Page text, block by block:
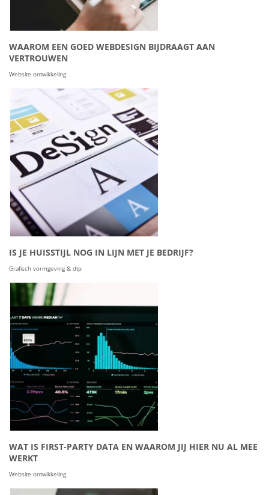
WAAROM EEN GOED WEBDESIGN BIJDRAAGT AAN
VERTROUWEN
Website ontwikkeling
IS JE HUISSTIJL NOG IN LIJN MET JE BEDRIJF?
Grafisch vormgeving & dtp
WAT IS FIRST-PARTY DATA EN WAAROM JIJ HIER NU AL MEE
WERKT
Website ontwikkeling